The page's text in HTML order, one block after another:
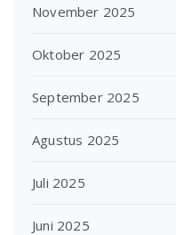
November 2025
Oktober 2025
September 2025
Agustus 2025
Juli 2025
Juni 2025